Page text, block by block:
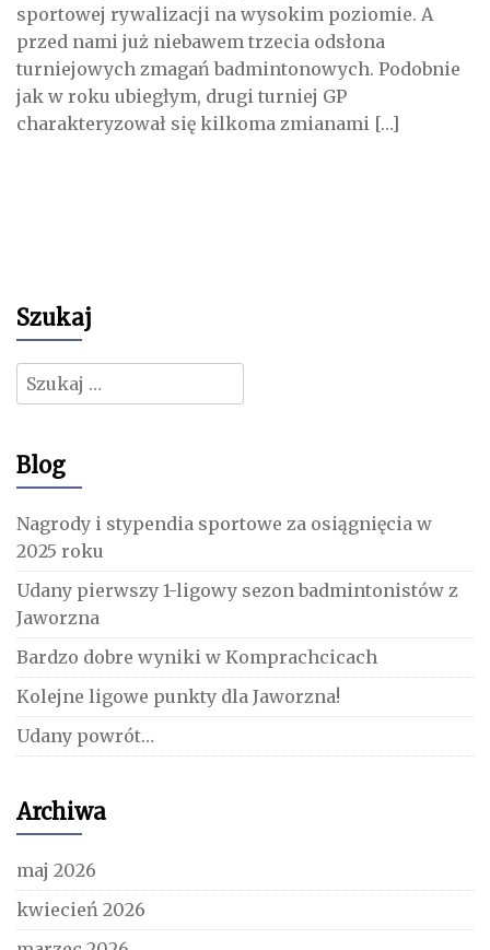
sportowej rywalizacji na wysokim poziomie. A
przed nami już niebawem trzecia odsłona
turniejowych zmagań badmintonowych. Podobnie
jak w roku ubiegłym, drugi turniej GP
charakteryzował się kilkoma zmianami […]
Szukaj
Szukaj:
Blog
Nagrody i stypendia sportowe za osiągnięcia w
2025 roku
Udany pierwszy 1-ligowy sezon badmintonistów z
Jaworzna
Bardzo dobre wyniki w Komprachcicach
Kolejne ligowe punkty dla Jaworzna!
Udany powrót…
Archiwa
maj 2026
kwiecień 2026